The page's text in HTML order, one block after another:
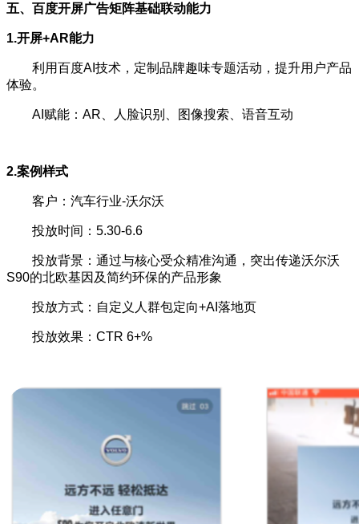
五、百度开屏广告矩阵基础联动能力
1.开屏+AR能力
利用百度AI技术，定制品牌趣味专题活动，提升用户产品
体验。
AI赋能：AR、人脸识别、图像搜索、语音互动
2.案例样式
客户：汽车行业-沃尔沃
投放时间：5.30-6.6
投放背景：通过与核心受众精准沟通，突出传递沃尔沃
S90的北欧基因及简约环保的产品形象
投放方式：自定义人群包定向+AI落地页
投放效果：CTR 6+%